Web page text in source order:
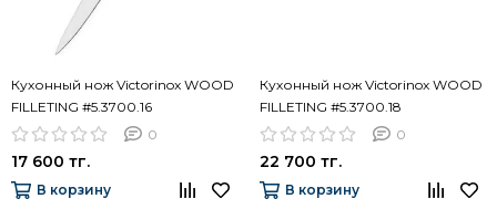
Кухонный нож Victorinox WOOD
FILLETING #5.3700.16
0
17 600 тг.
В корзину
Кухонный нож Victorinox WOOD
FILLETING #5.3700.18
0
22 700 тг.
В корзину